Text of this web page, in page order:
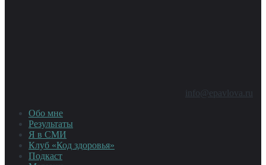
info@epavlova.ru
Обо мне
Результаты
Я в СМИ
Клуб «Код здоровья»
Подкаст